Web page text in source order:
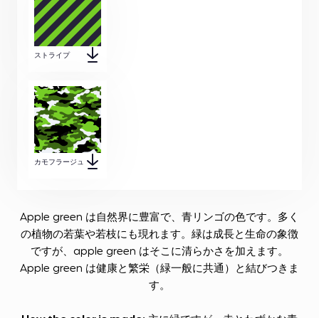
Apple green は自然界に豊富で、青リンゴの色です。多く
の植物の若葉や若枝にも現れます。緑は成長と生命の象徴
ですが、apple green はそこに清らかさを加えます。
Apple green は健康と繁栄（緑一般に共通）と結びつきま
す。
ストライプ
カモフラージュ